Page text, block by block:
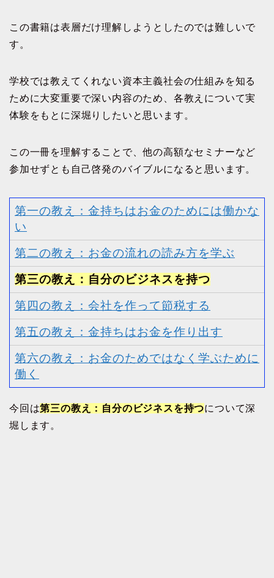
この書籍は表層だけ理解しようとしたのでは難しいで
す。
学校では教えてくれない資本主義社会の仕組みを知る
ために大変重要で深い内容のため、各教えについて実
体験をもとに深堀りしたいと思います。
この一冊を理解することで、他の高額なセミナーなど
参加せずとも自己啓発のバイブルになると思います。
第一の教え：金持ちはお金のためには働かな
い
第二の教え：お金の流れの読み方を学ぶ
第三の教え：自分のビジネスを持つ
第四の教え：会社を作って節税する
第五の教え：金持ちはお金を作り出す
第六の教え：お金のためではなく学ぶために
働く
今回は第三の教え：自分のビジネスを持つについて深
堀します。